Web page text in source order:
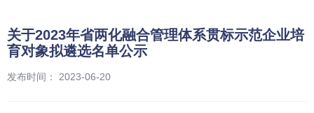
关于2023年省两化融合管理体系贯标示范企业培
育对象拟遴选名单公示
发布时间： 2023-06-20